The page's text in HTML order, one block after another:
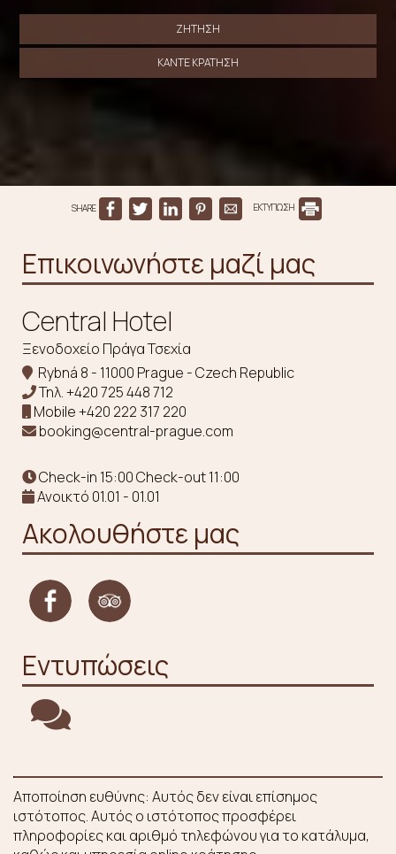
ΖΉΤΗΣΗ
ΚΆΝΤΕ ΚΡΆΤΗΣΗ
SHARE ΕΚΤΥΠΩΣΗ
Επικοινωνήστε μαζί μας
Central Hotel
Ξενοδοχείο Πράγα Τσεχία
Rybná 8 - 11000 Prague - Czech Republic
Τηλ.+420 725 448 712
Mobile+420 222 317 220
booking@central-prague.com
Check-in 15:00 Check-out 11:00
Ανοικτό 01.01 - 01.01
Ακολουθήστε μας
Εντυπώσεις
Αποποίηση ευθύνης: Αυτός δεν είναι επίσημος
ιστότοπος. Αυτός ο ιστότοπος προσφέρει
πληροφορίες και αριθμό τηλεφώνου για το κατάλυμα,